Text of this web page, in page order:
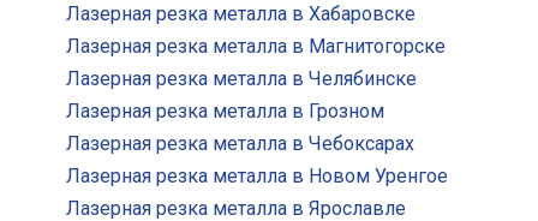
Лазерная резка металла в Хабаровске
Лазерная резка металла в Магнитогорске
Лазерная резка металла в Челябинске
Лазерная резка металла в Грозном
Лазерная резка металла в Чебоксарах
Лазерная резка металла в Новом Уренгое
Лазерная резка металла в Ярославле